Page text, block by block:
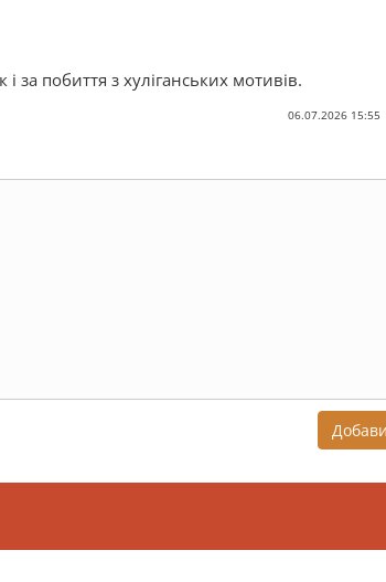
за побиття з хуліганських мотивів.
06.07.2026 15:55